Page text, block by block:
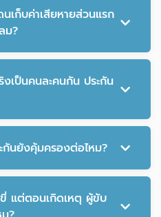
เก็บค่าเสียหายส่วนแรก
ม?
งเป็นคนละคนกัน ประกัน
กันยังคุ้มครองต่อไหม?
แต่ตอนเกิดเหตุ ผู้ขับ